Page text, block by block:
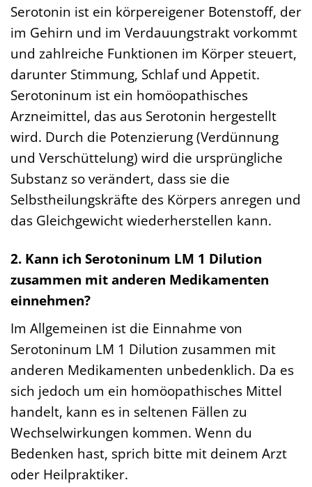
Serotonin ist ein körpereigener Botenstoff, der
im Gehirn und im Verdauungstrakt vorkommt
und zahlreiche Funktionen im Körper steuert,
darunter Stimmung, Schlaf und Appetit.
Serotoninum ist ein homöopathisches
Arzneimittel, das aus Serotonin hergestellt
wird. Durch die Potenzierung (Verdünnung
und Verschüttelung) wird die ursprüngliche
Substanz so verändert, dass sie die
Selbstheilungskräfte des Körpers anregen und
das Gleichgewicht wiederherstellen kann.
2. Kann ich Serotoninum LM 1 Dilution
zusammen mit anderen Medikamenten
einnehmen?
Im Allgemeinen ist die Einnahme von
Serotoninum LM 1 Dilution zusammen mit
anderen Medikamenten unbedenklich. Da es
sich jedoch um ein homöopathisches Mittel
handelt, kann es in seltenen Fällen zu
Wechselwirkungen kommen. Wenn du
Bedenken hast, sprich bitte mit deinem Arzt
oder Heilpraktiker.